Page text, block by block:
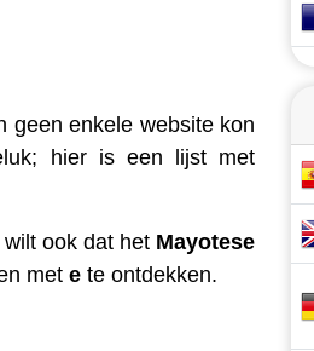
geen enkele website kon
hier is een lijst met
ook dat het Mayotese
met e te ontdekken.